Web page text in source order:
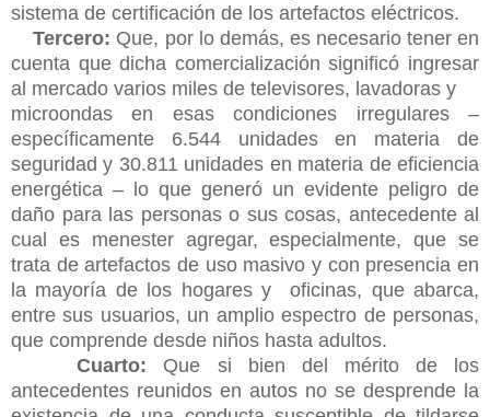
sistema de certificación de los artefactos eléctricos.
Tercero: Que, por lo demás, es necesario tener en
cuenta que dicha comercialización significó ingresar
al mercado varios miles de televisores, lavadoras y
microondas en esas condiciones irregulares –
específicamente 6.544 unidades en materia de
seguridad y 30.811 unidades en materia de eficiencia
energética – lo que generó un evidente peligro de
daño para las personas o sus cosas, antecedente al
cual es menester agregar, especialmente, que se
trata de artefactos de uso masivo y con presencia en
la mayoría de los hogares y oficinas, que abarca,
entre sus usuarios, un amplio espectro de personas,
que comprende desde niños hasta adultos.
Cuarto: Que si bien del mérito de los
antecedentes reunidos en autos no se desprende la